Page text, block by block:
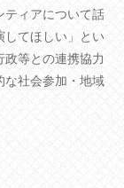
ティアについて話
してほしい」とい
政等との連携協力
な社会参加・地域